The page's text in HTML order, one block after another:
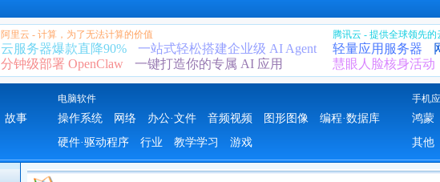
阿里云 - 计算，为了无法计算的价值
云服务器爆款直降90%
一站式轻松搭建企业级 AI Agent
分钟级部署 OpenClaw
一键打造你的专属 AI 应用
腾讯云 - 提供全球领先的
轻量应用服务器
慧眼人脸核身活动
电脑软件 手机
故事
操作系统 网络 办公·文件 音频视频 图形图像
编程·数据库
硬件·驱动程序
行业 教学学习 游戏
鸿蒙
其他